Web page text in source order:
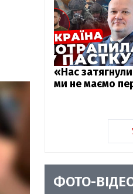
«Нас
ми не маємо
ФОТО-